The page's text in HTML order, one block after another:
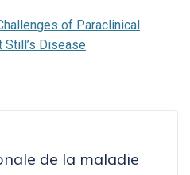
of Paraclinical
Still’s Disease
de la maladie